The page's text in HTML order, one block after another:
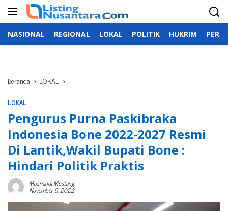
konten
NASIONAL REGIONAL LOKAL POLITIK HUKRIM
Beranda LOKAL
LOKAL
Pengurus Purna Paskibraka
Indonesia Bone 2022-2027 Resmi
Di Lantik,Wakil Bupati Bone :
Hindari Politik Praktis
Musriandi Mustang
November 5, 2022